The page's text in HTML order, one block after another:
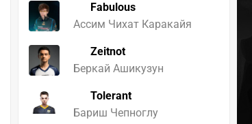
Fabulous
Ассим Чихат Каракайя
Zeitnot
Беркай Ашикузун
Tolerant
Бариш Чепноглу